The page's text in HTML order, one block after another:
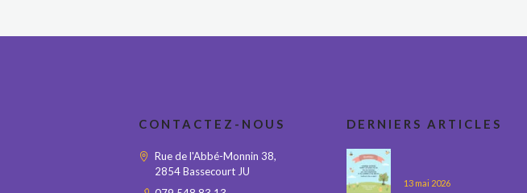
CONTACTEZ-NOUS
Rue de l'Abbé-Monnin 38,
2854 Bassecourt JU
DERNIERS ARTICLES
13 mai 2026